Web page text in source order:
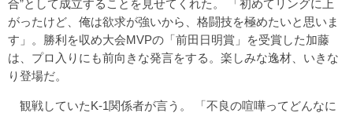
合”として成立することを見せてくれた。 「初めてリングに上
がったけど、俺は欲求が強いから、格闘技を極めたいと思いま
す」。勝利を収め大会MVPの「前田日明賞」を受賞した加藤
は、プロ入りにも前向きな発言をする。楽しみな逸材、いきな
り登場だ。
観戦していたK-1関係者が言う。 「不良の喧嘩ってどんなに